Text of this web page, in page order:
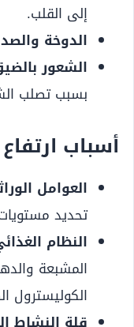
إلى القلب.
الدوخة
الشعور
بسبب تصلب
أسباب
العوامل
تحديد
النظام
المشبعة
الكوليسترول